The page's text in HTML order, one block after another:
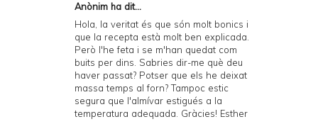
Anònim ha dit...
Hola, la veritat és que són molt bonics i
que la recepta està molt ben explicada.
Però l'he feta i se m'han quedat com
buits per dins. Sabries dir-me què deu
haver passat? Potser que els he deixat
massa temps al forn? Tampoc estic
segura que l'almívar estigués a la
temperatura adequada. Gràcies! Esther